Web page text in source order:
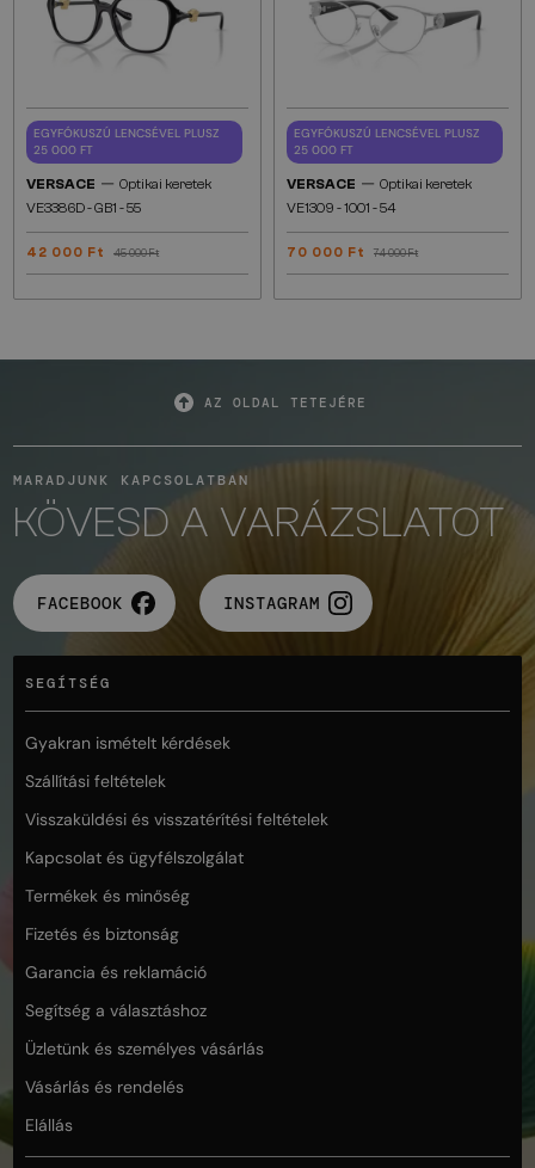
EGYFÓKUSZÚ LENCSÉVEL PLUSZ
25 000 FT
VERSACE — Optikai keretek
VE3386D - GB1 - 55
42 000 Ft 45 000 Ft
EGYFÓKUSZÚ LENCSÉVEL PLUSZ
25 000 FT
VERSACE — Optikai keretek
VE1309 - 1001 - 54
70 000 Ft 74 000 Ft
AZ OLDAL TETEJÉRE
MARADJUNK KAPCSOLATBAN
KÖVESD A VARÁZSLATOT
FACEBOOK INSTAGRAM
SEGÍTSÉG
Gyakran ismételt kérdések
Szállítási feltételek
Visszaküldési és visszatérítési feltételek
Kapcsolat és ügyfélszolgálat
Termékek és minőség
Fizetés és biztonság
Garancia és reklamáció
Segítség a választáshoz
Üzletünk és személyes vásárlás
Vásárlás és rendelés
Elállás